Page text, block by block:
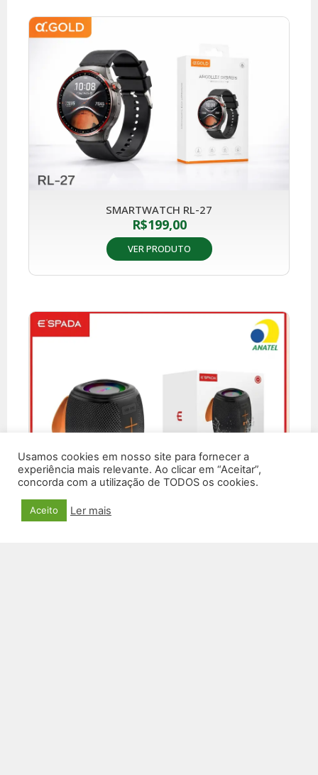
SMARTWATCH RL-27
R$199,00
VER PRODUTO
Usamos cookies em nosso site para fornecer a
experiência mais relevante. Ao clicar em “Aceitar”,
concorda com a utilização de TODOS os cookies.
Aceito Ler mais